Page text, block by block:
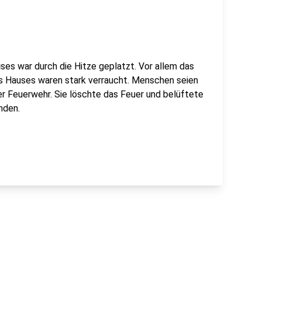
war durch die Hitze geplatzt. Vor allem das
waren stark verraucht. Menschen seien
Feuerwehr. Sie löschte das Feuer und belüftete